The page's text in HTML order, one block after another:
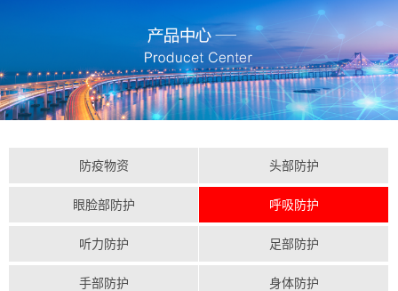
防疫物资 头部防护
眼脸部防护 呼吸防护
听力防护 足部防护
手部防护 身体防护